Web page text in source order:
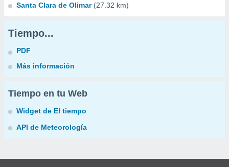
Santa Clara de Olimar (27.32 km)
Tiempo...
PDF
Más información
Tiempo en tu Web
Widget de El tiempo
API de Meteorología